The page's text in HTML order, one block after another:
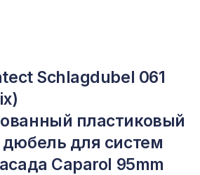
Schlagdubel 061
пластиковый
для систем
Caparol 95mm